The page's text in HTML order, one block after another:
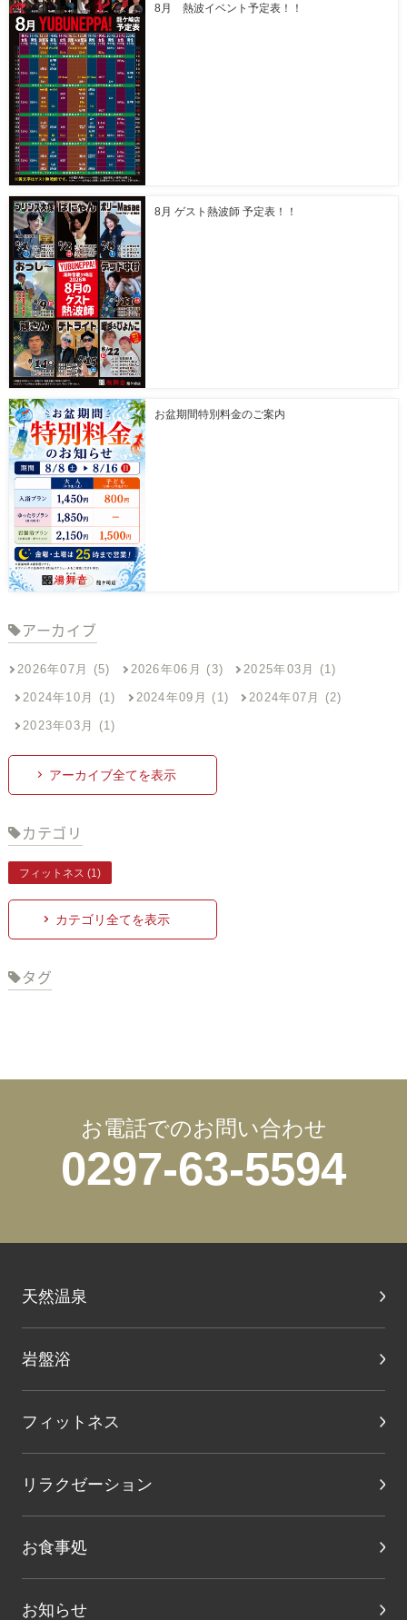
8月 熱波イベント予定表！！
8月 ゲスト熱波師 予定表！！
お盆期間特別料金のご案内
アーカイブ
2026年07月 (5) 2026年06月 (3) 2025年03月 (1)
2024年10月 (1) 2024年09月 (1) 2024年07月 (2)
2023年03月 (1)
アーカイブ全てを表示
カテゴリ
フィットネス (1)
カテゴリ全てを表示
タグ
お電話でのお問い合わせ
0297-63-5594
天然温泉
岩盤浴
フィットネス
リラクゼーション
お食事処
お知らせ